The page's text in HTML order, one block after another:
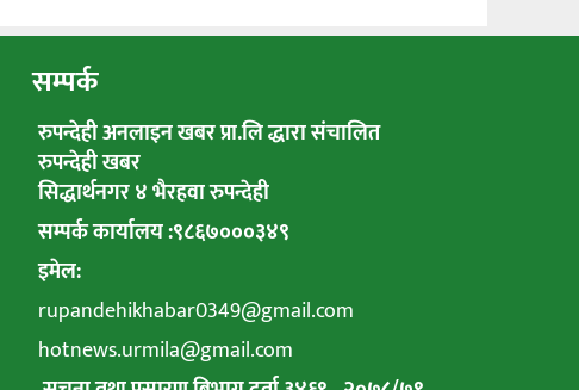
सम्पर्क
रुपन्देही अनलाइन खबर प्रा.लि द्धारा संचालित
रुपन्देही खबर
सिद्धार्थनगर ४ भैरहवा रुपन्देही
सम्पर्क कार्यालय :९८६७०००३४९
इमेल:
rupandehikhabar0349@gmail.com
hotnews.urmila@gmail.com